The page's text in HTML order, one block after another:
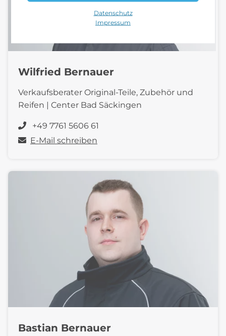
Datenschutz
Impressum
Wilfried Bernauer
Verkaufsberater Original-Teile, Zubehör und
Reifen | Center Bad Säckingen
+49 7761 5606 61
E-Mail schreiben
Bastian Bernauer